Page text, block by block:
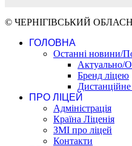
© ЧЕРНІГІВСЬКИЙ
ГОЛОВНА
Останні новини/
Актуально/
Бренд ліцею
ПРО ЛІЦЕЙ
Адміністрація
Країна Ліценія
ЗМІ про ліцей
Контакти